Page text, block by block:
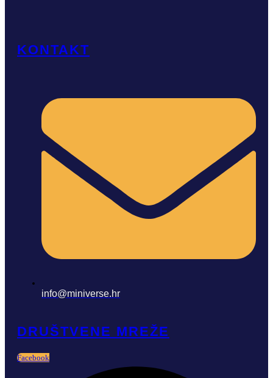
KONTAKT
info@miniverse.hr
DRUŠTVENE MREŽE
Facebook